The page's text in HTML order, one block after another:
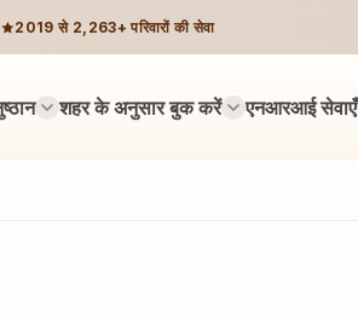
2019 से 2,263+ परिवारों की सेवा
शहर के अनुसार बुक करें एनआरआई सेवाएँ